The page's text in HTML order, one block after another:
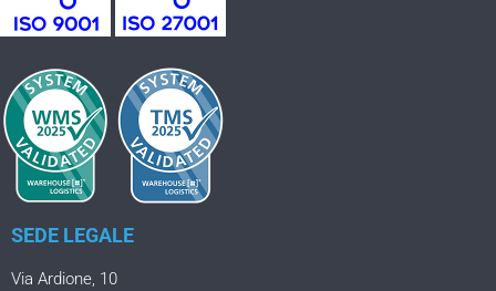
SEDE LEGALE
Via Ardione, 10